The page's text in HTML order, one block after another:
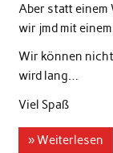
Aber statt einem
wir jmd mit
Wir können
wird lang…
Viel Spaß
» Weiterlesen